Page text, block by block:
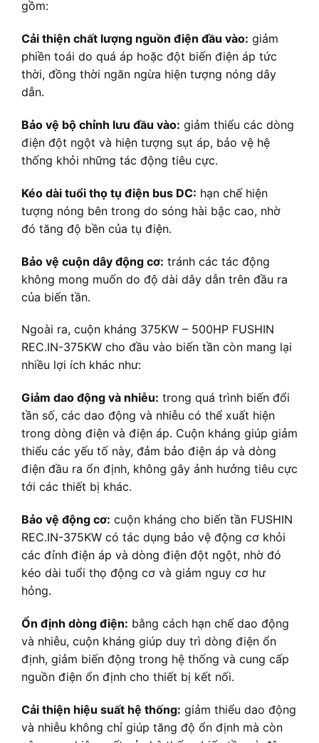
gồm:
Cải thiện chất lượng nguồn điện đầu vào: giảm
phiền toái do quá áp hoặc đột biến điện áp tức
thời, đồng thời ngăn ngừa hiện tượng nóng dây
dẫn.
Bảo vệ bộ chỉnh lưu đầu vào: giảm thiểu các dòng
điện đột ngột và hiện tượng sụt áp, bảo vệ hệ
thống khỏi những tác động tiêu cực.
Kéo dài tuổi thọ tụ điện bus DC: hạn chế hiện
tượng nóng bên trong do sóng hài bậc cao, nhờ
đó tăng độ bền của tụ điện.
Bảo vệ cuộn dây động cơ: tránh các tác động
không mong muốn do độ dài dây dẫn trên đầu ra
của biến tần.
Ngoài ra, cuộn kháng 375KW – 500HP FUSHIN
REC.IN-375KW cho đầu vào biến tần còn mang lại
nhiều lợi ích khác như:
Giảm dao động và nhiễu: trong quá trình biến đổi
tần số, các dao động và nhiễu có thể xuất hiện
trong dòng điện và điện áp. Cuộn kháng giúp giảm
thiểu các yếu tố này, đảm bảo điện áp và dòng
điện đầu ra ổn định, không gây ảnh hưởng tiêu cực
tới các thiết bị khác.
Bảo vệ động cơ: cuộn kháng cho biến tần FUSHIN
REC.IN-375KW có tác dụng bảo vệ động cơ khỏi
các đỉnh điện áp và dòng điện đột ngột, nhờ đó
kéo dài tuổi thọ động cơ và giảm nguy cơ hư
hỏng.
Ổn định dòng điện: bằng cách hạn chế dao động
và nhiễu, cuộn kháng giúp duy trì dòng điện ổn
định, giảm biến động trong hệ thống và cung cấp
nguồn điện ổn định cho thiết bị kết nối.
Cải thiện hiệu suất hệ thống: giảm thiểu dao động
và nhiễu không chỉ giúp tăng độ ổn định mà còn